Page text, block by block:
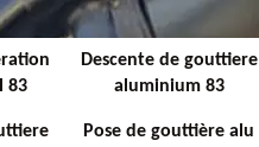
83
Descente de gouttiere
aluminium 83
Pose de gouttière alu